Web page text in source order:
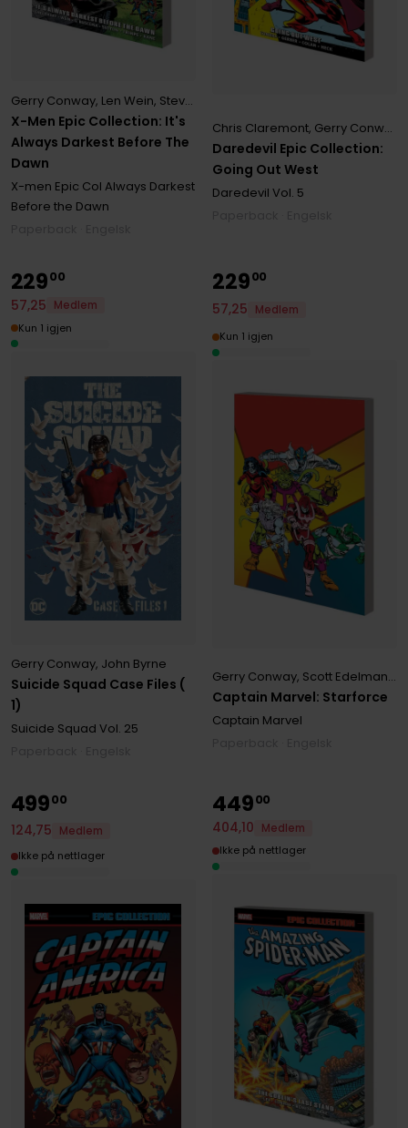
X-Men Epic Collection: It's
Always Darkest Before The
Dawn
Gerry Conway, Len Wein, Steve Englehart
X-men Epic Col Always Darkest
Before the Dawn
Daredevil Epic Collection:
Going Out West
Chris Claremont, Gerry Conway
Daredevil Vol. 5
Suicide Squad Case Files (
1)
Gerry Conway, John Byrne
Suicide Squad Vol. 25
22900
57,25
Medlem
Kun 1 igjen
Captain Marvel: Starforce
Gerry Conway, Scott Edelman,
Captain Marvel
22900
57,25
Medlem
Kun 1 igjen
49900
124,75
Medlem
Ikke på nettlager
44900
404,10
Medlem
Ikke på nettlager